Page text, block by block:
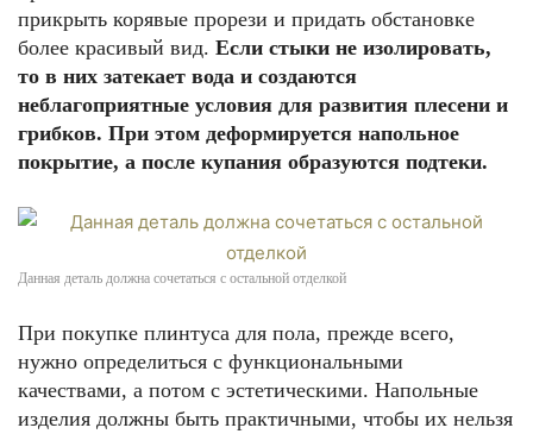
прикрыть корявые прорези и придать обстановке
более красивый вид. Если стыки не изолировать,
то в них затекает вода и создаются
неблагоприятные условия для развития плесени и
грибков. При этом деформируется напольное
покрытие, а после купания образуются подтеки.
Данная деталь должна сочетаться с остальной отделкой
При покупке плинтуса для пола, прежде всего,
нужно определиться с функциональными
качествами, а потом с эстетическими. Напольные
изделия должны быть практичными, чтобы их нельзя